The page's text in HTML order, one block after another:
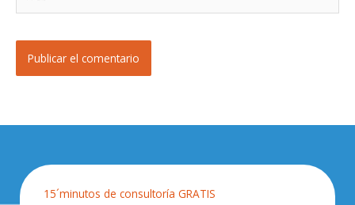
15´minutos de consultoría GRATIS